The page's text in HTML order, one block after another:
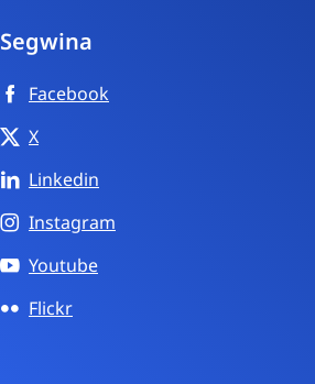
Segwina
Facebook
X
Linkedin
Instagram
Youtube
Flickr